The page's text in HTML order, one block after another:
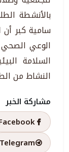
بالأنشطة
سامية كبر
الوعي
السلامة
النشاط من
مشاركة الخبر
Telegram